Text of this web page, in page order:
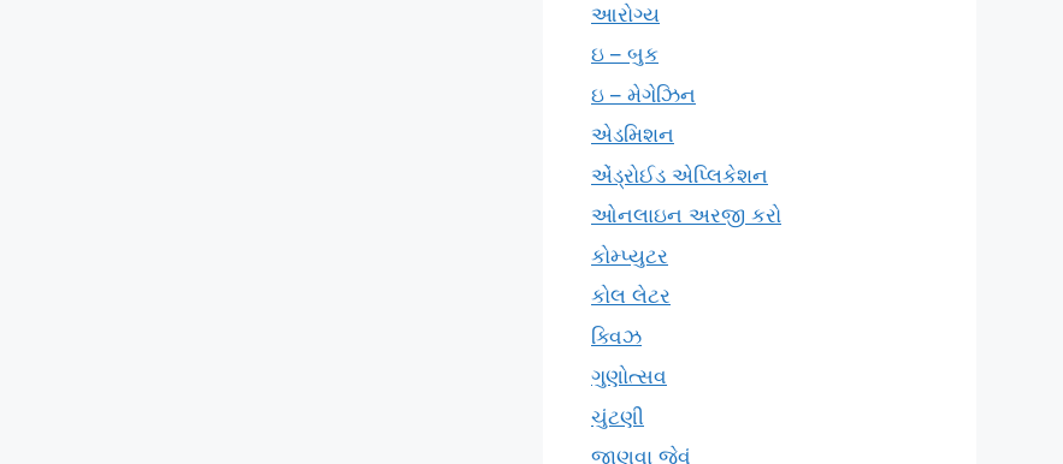
આરોગ્ય
ઇ – બુક
ઇ – મેગેઝિન
એડમિશન
એંડ્રોઈડ એપ્લિકેશન
ઓનલાઇન અરજી કરો
કોમ્પ્યુટર
કોલ લેટર
ક્વિઝ
ગુણોત્સવ
ચુંટણી
જાણવા જેવું